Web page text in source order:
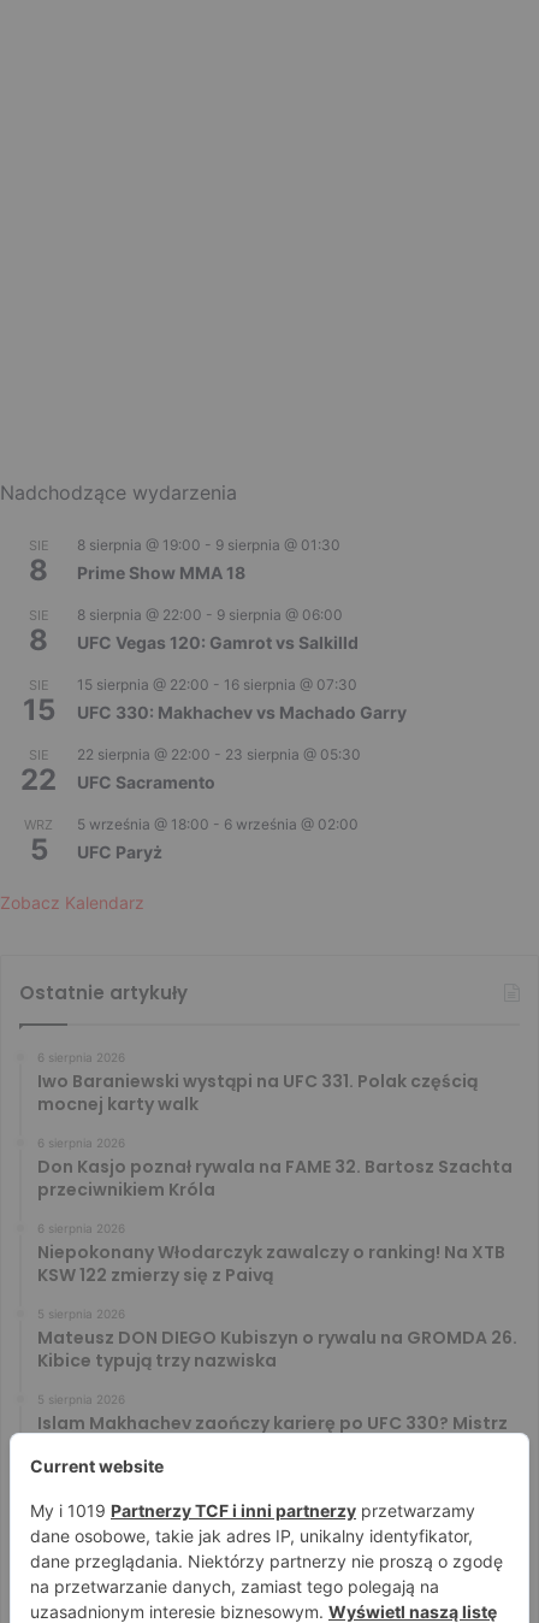
Nadchodzące wydarzenia
SIE
8
8 sierpnia @ 19:00 - 9 sierpnia @ 01:30
Prime Show MMA 18
SIE
8
8 sierpnia @ 22:00 - 9 sierpnia @ 06:00
UFC Vegas 120: Gamrot vs Salkilld
SIE
15
15 sierpnia @ 22:00 - 16 sierpnia @ 07:30
UFC 330: Makhachev vs Machado Garry
SIE
22
22 sierpnia @ 22:00 - 23 sierpnia @ 05:30
UFC Sacramento
WRZ
5
5 września @ 18:00 - 6 września @ 02:00
UFC Paryż
Zobacz Kalendarz
Ostatnie artykuły
6 sierpnia 2026
Iwo Baraniewski wystąpi na UFC 331. Polak częścią
mocnej karty walk
6 sierpnia 2026
Don Kasjo poznał rywala na FAME 32. Bartosz Szachta
przeciwnikiem Króla
6 sierpnia 2026
Niepokonany Włodarczyk zawalczy o ranking! Na XTB
KSW 122 zmierzy się z Paivą
5 sierpnia 2026
Mateusz DON DIEGO Kubiszyn o rywalu na GROMDA 26.
Kibice typują trzy nazwiska
5 sierpnia 2026
Islam Makhachev zaończy karierę po UFC 330? Mistrz
Tańcula nie gryzł się w język. Wymowna sugestia o
zachowaniu Jacka Murańskiego [VIDEO]
4 sierpnia 2026
Ostre spojrzenia Jóźwiaka i Ryty. Zobacz face to face
przed PRIME 18